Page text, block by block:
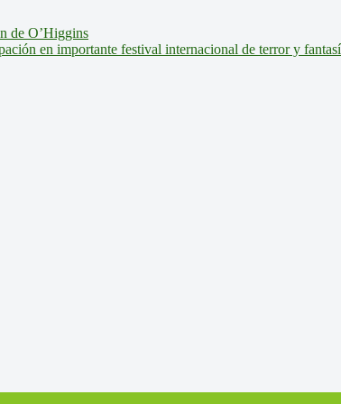
de O’Higgins
en importante festival internacional de terror y